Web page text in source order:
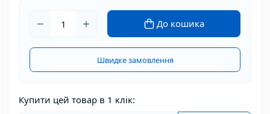
До кошика
Швидке замовлення
Купити цей товар в 1 клік: